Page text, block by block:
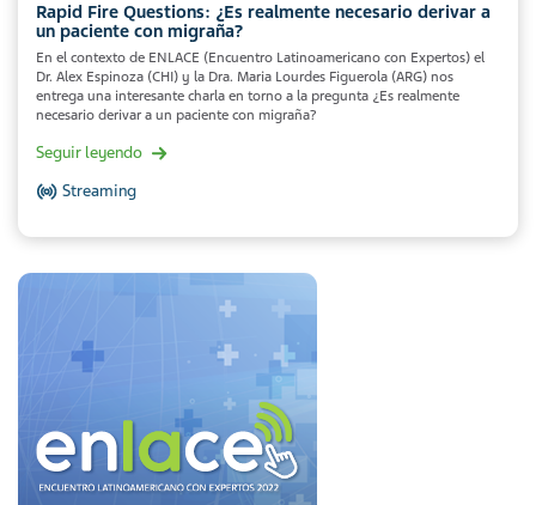
Rapid Fire Questions: ¿Es realmente necesario derivar a
un paciente con migraña?
En el contexto de ENLACE (Encuentro Latinoamericano con Expertos) el
Dr. Alex Espinoza (CHI) y la Dra. Maria Lourdes Figuerola (ARG) nos
entrega una interesante charla en torno a la pregunta ¿Es realmente
necesario derivar a un paciente con migraña?
Seguir leyendo
Streaming